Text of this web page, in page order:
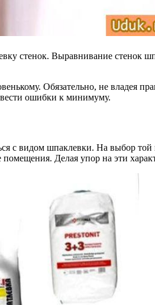
стенок. Выравнивание стенок
Обязательно, не владея
ошибки к минимуму.
с видом шпаклевки. На выбор
Делая упор на эти